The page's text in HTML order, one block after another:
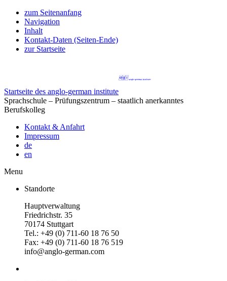
zum Seitenanfang
Navigation
Inhalt
Kontakt-Daten (Seiten-Ende)
zur Startseite
Startseite des anglo-german institute
Sprachschule – Prüfungszentrum – staatlich anerkanntes
Berufskolleg
Kontakt & Anfahrt
Impressum
de
en
Menu
Standorte
Hauptverwaltung
Friedrichstr. 35
70174 Stuttgart
Tel.: +49 (0) 711-60 18 76 50
Fax: +49 (0) 711-60 18 76 519
info@anglo-german.com